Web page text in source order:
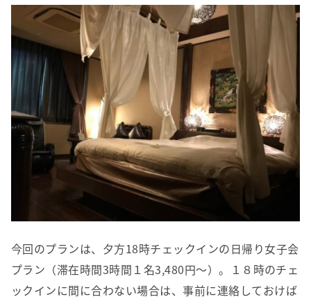
今回のプランは、夕方18時チェックインの日帰り女子会
プラン（滞在時間3時間１名3,480円〜）。１８時のチェ
ックインに間に合わない場合は、事前に連絡しておけば